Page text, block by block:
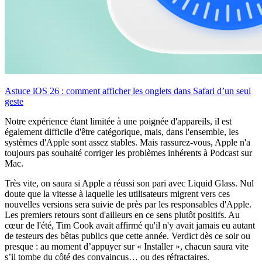
Astuce iOS 26 : comment afficher les onglets dans Safari d’un seul
geste
Notre expérience étant limitée à une poignée d'appareils, il est
également difficile d'être catégorique, mais, dans l'ensemble, les
systèmes d'Apple sont assez stables. Mais rassurez-vous, Apple n'a
toujours pas souhaité corriger les problèmes inhérents à Podcast sur
Mac.
Très vite, on saura si Apple a réussi son pari avec Liquid Glass. Nul
doute que la vitesse à laquelle les utilisateurs migrent vers ces
nouvelles versions sera suivie de près par les responsables d'Apple.
Les premiers retours sont d'ailleurs en ce sens plutôt positifs. Au
cœur de l'été, Tim Cook avait affirmé qu'il n'y avait jamais eu autant
de testeurs des bêtas publics que cette année. Verdict dès ce soir ou
presque : au moment d’appuyer sur « Installer », chacun saura vite
s’il tombe du côté des convaincus… ou des réfractaires.